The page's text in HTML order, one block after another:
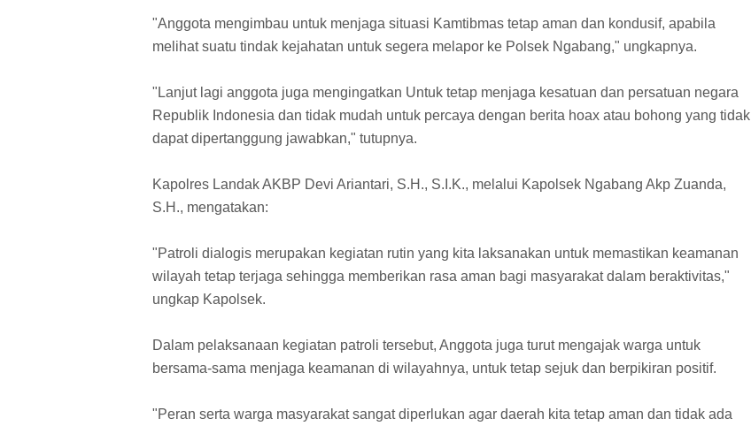
"Anggota mengimbau untuk menjaga situasi Kamtibmas tetap aman dan kondusif, apabila
melihat suatu tindak kejahatan untuk segera melapor ke Polsek Ngabang," ungkapnya.
"Lanjut lagi anggota juga mengingatkan Untuk tetap menjaga kesatuan dan persatuan negara
Republik Indonesia dan tidak mudah untuk percaya dengan berita hoax atau bohong yang tidak
dapat dipertanggung jawabkan," tutupnya.
Kapolres Landak AKBP Devi Ariantari, S.H., S.I.K., melalui Kapolsek Ngabang Akp Zuanda,
S.H., mengatakan:
"Patroli dialogis merupakan kegiatan rutin yang kita laksanakan untuk memastikan keamanan
wilayah tetap terjaga sehingga memberikan rasa aman bagi masyarakat dalam beraktivitas,"
ungkap Kapolsek.
Dalam pelaksanaan kegiatan patroli tersebut, Anggota juga turut mengajak warga untuk
bersama-sama menjaga keamanan di wilayahnya, untuk tetap sejuk dan berpikiran positif.
"Peran serta warga masyarakat sangat diperlukan agar daerah kita tetap aman dan tidak ada